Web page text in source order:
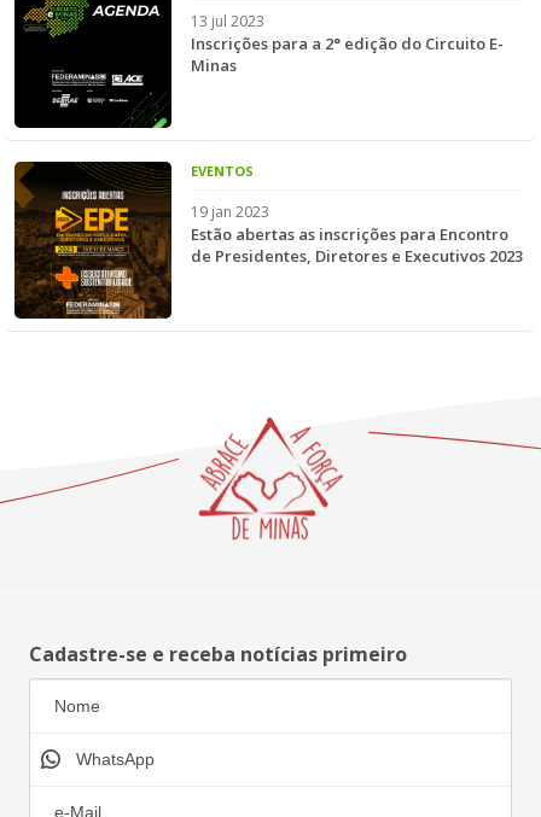
13 jul 2023
Inscrições para a 2° edição do Circuito E-
Minas
EVENTOS
19 jan 2023
Estão abertas as inscrições para Encontro
de Presidentes, Diretores e Executivos 2023
Cadastre-se e receba notícias primeiro